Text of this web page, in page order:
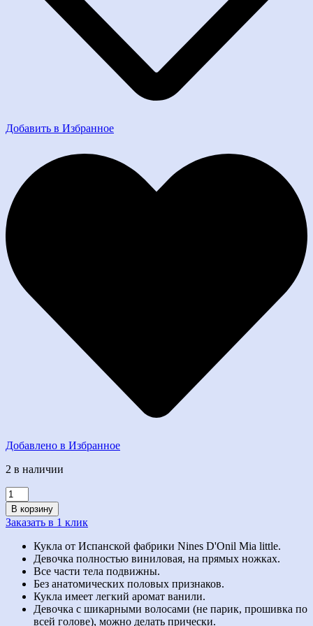
Добавить в Избранное
Добавлено в Избранное
2 в наличии
Количество
товара
Кукла
Little
В корзину
Заказать в 1 клик
Кукла от Испанской фабрики Nines D'Onil Mia little.
Девочка полностью виниловая, на прямых ножках.
Все части тела подвижны.
Без анатомических половых признаков.
Кукла имеет легкий аромат ванили.
Девочка с шикарными волосами (не парик, прошивка по
всей голове), можно делать прически.